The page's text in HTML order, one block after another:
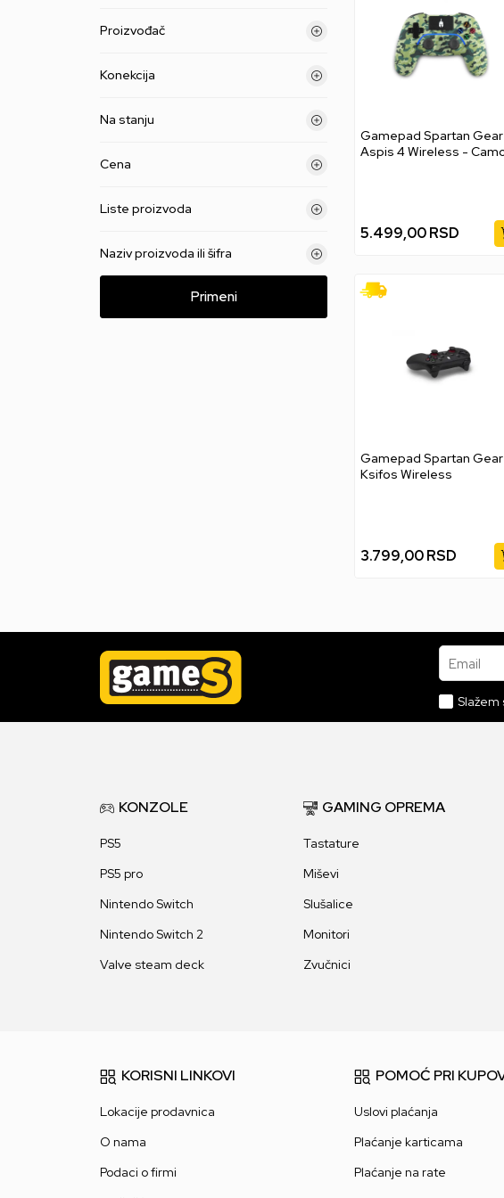
Proizvođač
Konekcija
Na stanju
Cena
Liste proizvoda
Naziv proizvoda ili šifra
Primeni
Gamepad Spartan
Aspis 4 Wireless -
5.499,00RSD
Gamepad Spartan Gear
Ksifos Wireless
3.799,00RSD
Email
Slažem
KONZOLE
PS5
PS5 pro
Nintendo Switch
Nintendo Switch 2
Valve steam deck
GAMING OPREMA
Tastature
Miševi
Slušalice
Monitori
Zvučnici
KORISNI LINKOVI
Lokacije prodavnica
O nama
Podaci o firmi
POMOĆ PRI
Uslovi plaćanja
Plaćanje karticama
Plaćanje na rate